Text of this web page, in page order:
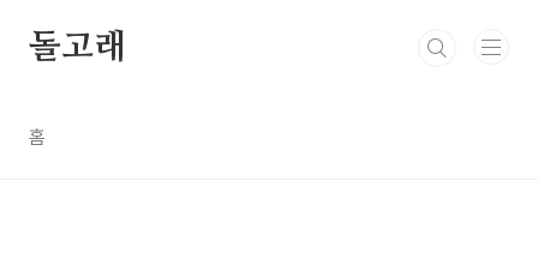
돌고래
홈